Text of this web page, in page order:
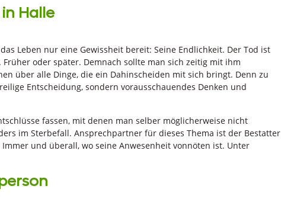
Halle
Leben nur eine Gewissheit bereit: Seine Endlichkeit. Der Tod ist
oder später. Demnach sollte man sich zeitig mit ihm
über alle Dinge, die ein Dahinscheiden mit sich bringt. Denn zu
Entscheidung, sondern vorausschauendes Denken und
fassen, mit denen man selber möglicherweise nicht
im Sterbefall. Ansprechpartner für dieses Thema ist der Bestatter
und überall, wo seine Anwesenheit vonnöten ist. Unter